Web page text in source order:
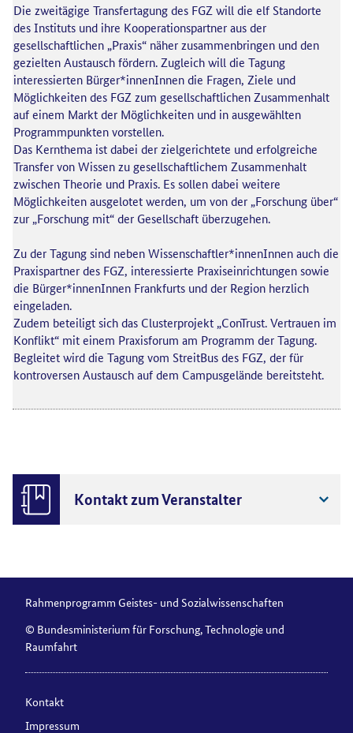
Die zweitägige Transfertagung des FGZ will die elf Standorte
des Instituts und ihre Kooperationspartner aus der
gesellschaftlichen „Praxis“ näher zusammenbringen und den
gezielten Austausch fördern. Zugleich will die Tagung
interessierten Bürger*innenInnen die Fragen, Ziele und
Möglichkeiten des FGZ zum gesellschaftlichen Zusammenhalt
auf einem Markt der Möglichkeiten und in ausgewählten
Programmpunkten vorstellen.
Das Kernthema ist dabei der zielgerichtete und erfolgreiche
Transfer von Wissen zu gesellschaftlichem Zusammenhalt
zwischen Theorie und Praxis. Es sollen dabei weitere
Möglichkeiten ausgelotet werden, um von der „Forschung über“
zur „Forschung mit“ der Gesellschaft überzugehen.
Zu der Tagung sind neben Wissenschaftler*innenInnen auch die
Praxispartner des FGZ, interessierte Praxiseinrichtungen sowie
die Bürger*innenInnen Frankfurts und der Region herzlich
eingeladen.
Zudem beteiligt sich das Clusterprojekt „ConTrust. Vertrauen im
Konflikt“ mit einem Praxisforum am Programm der Tagung.
Begleitet wird die Tagung vom StreitBus des FGZ, der für
kontroversen Austausch auf dem Campusgelände bereitsteht.
Kontakt zum Veranstalter
Rahmenprogramm Geistes- und Sozialwissenschaften
© Bundesministerium für Forschung, Technologie und
Raumfahrt
Kontakt
Impressum